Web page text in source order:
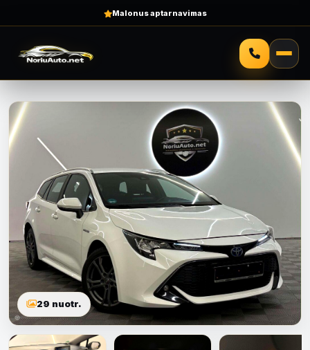
Malonus aptarnavimas
29 nuotr.